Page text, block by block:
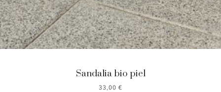
Sandalia bio piel
33,00 €